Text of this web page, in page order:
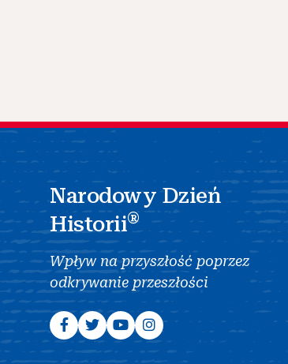
Narodowy Dzień
Historii®
Wpływ na przyszłość poprzez
odkrywanie przeszłości